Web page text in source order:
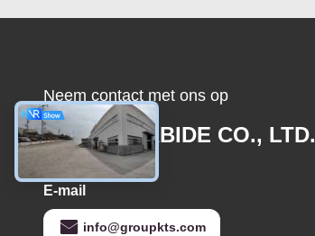
Neem contact met ons op
JOINT CARBIDE CO., LTD.
E-mail
info@groupkts.com